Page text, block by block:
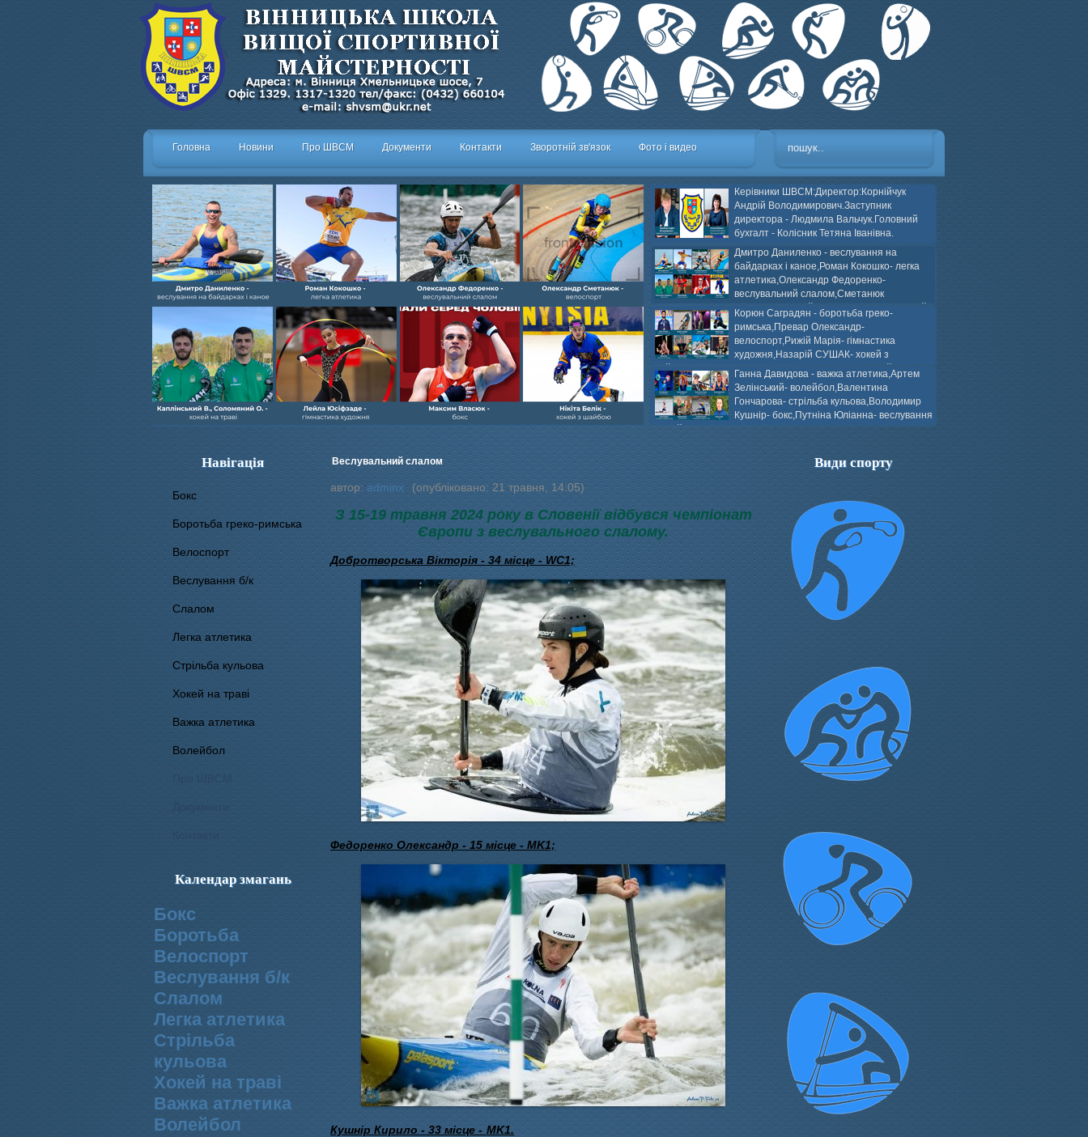
Головна Новини Про ШВСМ Документи Контакти Зворотній зв'язок Фото і видео
Керівники ШВСМ:Директор:Корнійчук
Андрій Володимирович.Заступник
директора - Людмила Вальчук.Головний
бухгалт - Колісник Тетяна Іванівна.
Дмитро Даниленко - веслування на
байдарках і каное,Роман Кокошко- легка
атлетика,Олександр Федоренко-
веслувальний слалом,Сметанюк
Олександр- велоспорт,Каплінський Володимир, Соломяний
Олександр- хокей на траві,Лейла Юсіфзаде- гімнастика
художня,Максим Власюк- бокс,Нікіта БЕЛІК- хокей з шайбою.
Корюн Саградян - боротьба греко-
римська,Превар Олександр-
велоспорт,Рижій Марія- гімнастика
художня,Назарій СУШАК- хокей з
шайбою,Ігор Бичков- боротьба греко-римська,Сергій
Колісник- важка атлетика,Вікторія Добротворська-
веслвальний слалом,Валерія Якушева - волейбол.
Ганна Давидова - важка атлетика,Артем
Зелінський- волейбол,Валентина
Гончарова- стрільба кульова,Володимир
Кушнір- бокс,Путніна Юліанна- веслування
на байдарках і каное,Моїсеєнко Марія- стрільба
кульова,Селезньов Г. веслування на байдарках і
каное,Максим Чекін- бокс.
Навігація
Бокс
Боротьба греко-римська
Велоспорт
Веслування б/к
Cлалом
Легка атлетика
Стрільба кульова
Хокей на траві
Важка атлетика
Волейбол
Документи
Календар змагань
Бокс
Боротьба
Велоспорт
Веслування б/к
Cлалом
Легка атлетика
Стрільба
кульова
Хокей на траві
Важка атлетика
Волейбол
Веслувальний слалом
автор:adminx (опубліковано: 21 травня, 14:05)
З 15-19 травня 2024 року в Словенії відбувся чемпіонат
Європи з веслувального слалому.
Добротворська Вікторія - 34 місце - WC1;
Федоренко Олександр - 15 місце - MK1;
Кушнір Кирило - 33 місце - MK1.
Види спорту